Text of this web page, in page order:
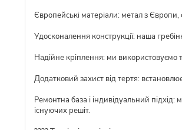
Європейські матеріали: метал з Європи,
Удосконалення конструкції: наша
Надійне кріплення: ми використовуємо
Додатковий захист від тертя:
Ремонтна база і індивідуальний
існуючих решіт.